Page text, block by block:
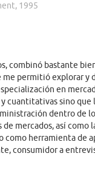
1995
combinó bastante
permitió explorar y
en
cuantitativas sino que
dentro de
mercados, así como
como herramienta de
consumidor a